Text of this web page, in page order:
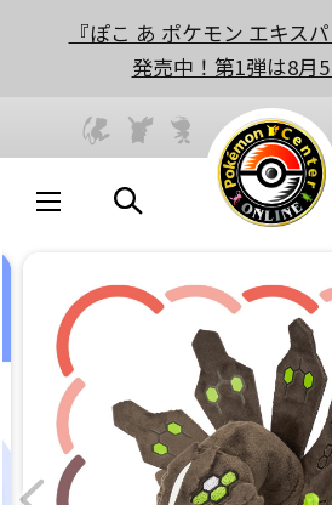
『ぽこ あ ポケモン エキス
発売中！第1弾は8月5